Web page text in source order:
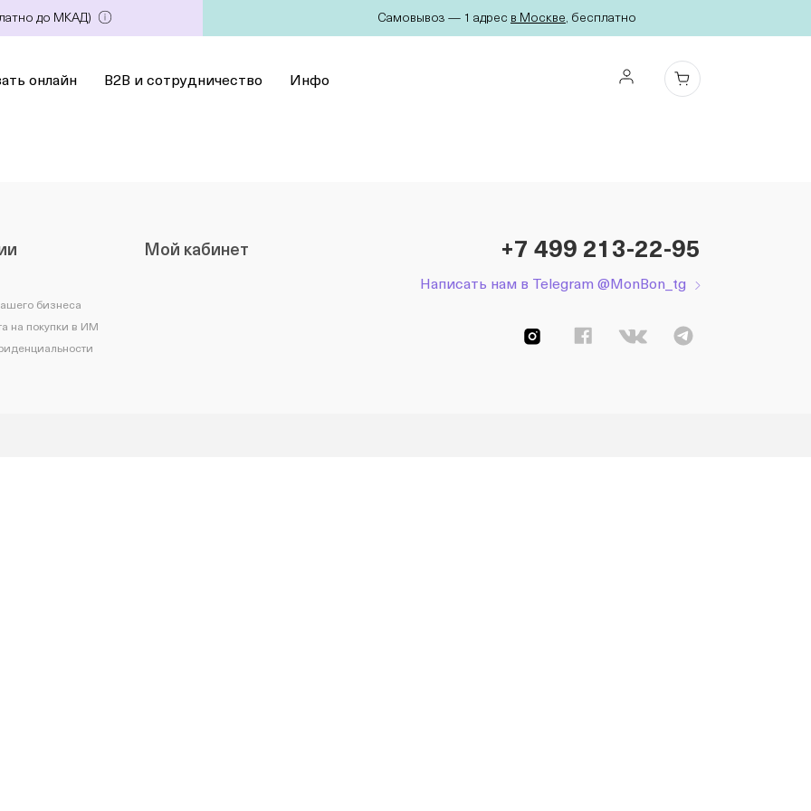
до МКАД) Самовывоз — 1 адрес в Москве, бесплатно
онлайн B2B и сотрудничество Инфо
бизнеса
на покупки в ИМ
Мой кабинет +7 499 213-22-95
Написать нам в Telegram @MonBon_tg